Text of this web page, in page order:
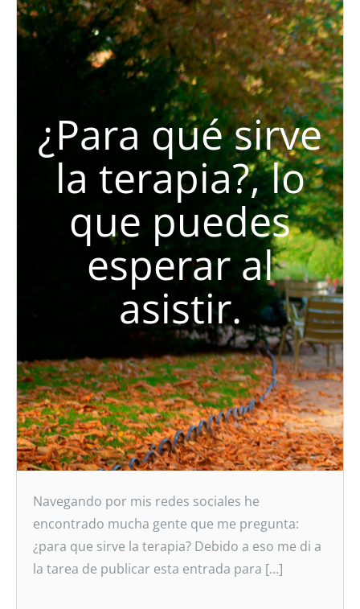
¿Para qué sirve
la terapia?, lo
que puedes
esperar al
asistir.
Navegando por mis redes sociales he
encontrado mucha gente que me pregunta:
¿para que sirve la terapia? Debido a eso me di a
la tarea de publicar esta entrada para […]